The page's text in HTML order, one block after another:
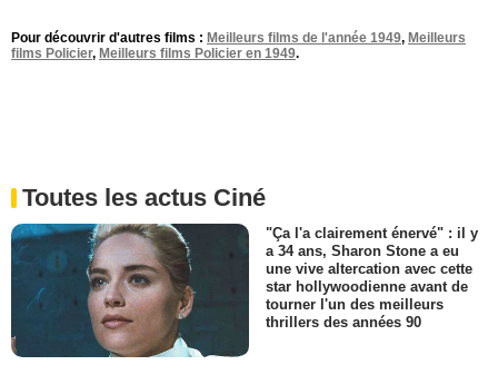
Pour découvrir d'autres films : Meilleurs films de l'année 1949, Meilleurs
films Policier, Meilleurs films Policier en 1949.
Toutes les actus Ciné
"Ça l'a clairement énervé" : il y
a 34 ans, Sharon Stone a eu
une vive altercation avec cette
star hollywoodienne avant de
tourner l'un des meilleurs
thrillers des années 90